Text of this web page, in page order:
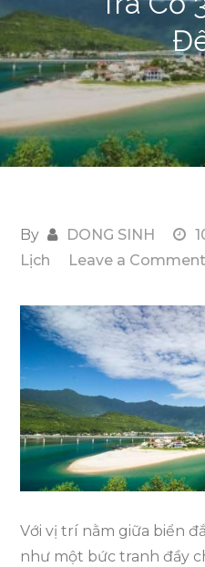
By DONG SINH
Lịch
Leave a Comment
Với vị trí nằm giữa biển
như một bức tranh đầy